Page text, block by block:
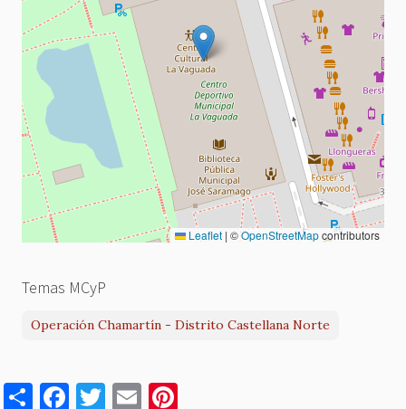
Leaflet | ©OpenStreetMapcontributors
Temas MCyP
Operación Chamartín - Distrito Castellana Norte
S F T E